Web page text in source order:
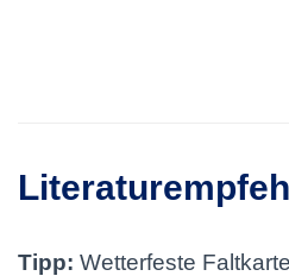
Tipp: Wetterfeste